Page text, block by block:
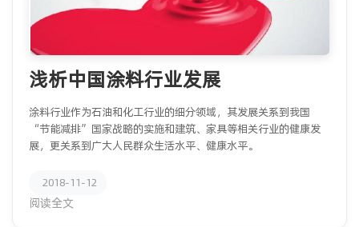
浅析中国涂料行业发展
涂料行业作为石油和化工行业的细分领域，其发展关系到我国
“节能减排”国家战略的实施和建筑、家具等相关行业的健康发
展，更关系到广大人民群众生活水平、健康水平。
2018-11-12
阅读全文